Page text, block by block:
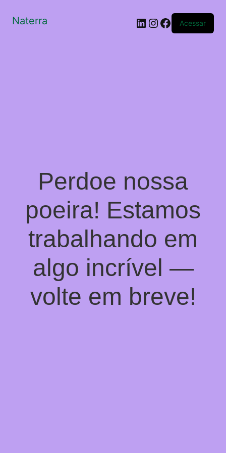
Naterra LinkedIn
Instagram
Facebook
Acessar
Perdoe nossa
poeira! Estamos
trabalhando em
algo incrível —
volte em breve!